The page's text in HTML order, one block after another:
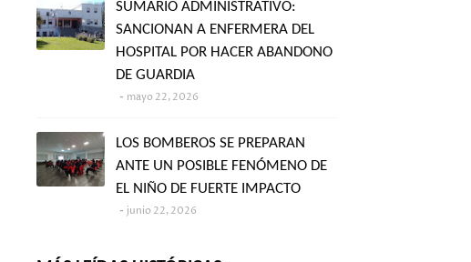
SUMARIO ADMINISTRATIVO:
SANCIONAN A ENFERMERA DEL
HOSPITAL POR HACER ABANDONO
DE GUARDIA
mayo 22, 2026
LOS BOMBEROS SE PREPARAN
ANTE UN POSIBLE FENÓMENO DE
EL NIÑO DE FUERTE IMPACTO
junio 22, 2026